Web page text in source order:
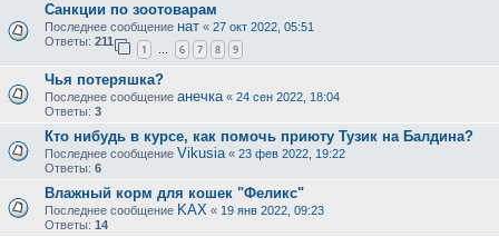
Санкции по зоотоварам
Последнее сообщение нат « 27 окт 2022, 05:51
Ответы: 211
1 … 6 7 8 9
Чья потеряшка?
Последнее сообщение анечка « 24 сен 2022, 18:04
Ответы: 3
Кто нибудь в курсе, как помочь приюту Тузик на Балдина?
Последнее сообщение Vikusia « 23 фев 2022, 19:22
Ответы: 6
Влажный корм для кошек "Феликс"
Последнее сообщение KAX « 19 янв 2022, 09:23
Ответы: 14